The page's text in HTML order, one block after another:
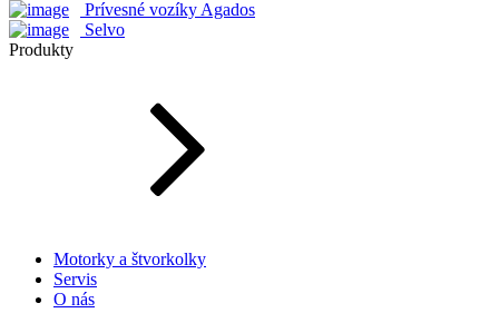
Prívesné vozíky Agados
Selvo
Produkty
Motorky a štvorkolky
Servis
O nás